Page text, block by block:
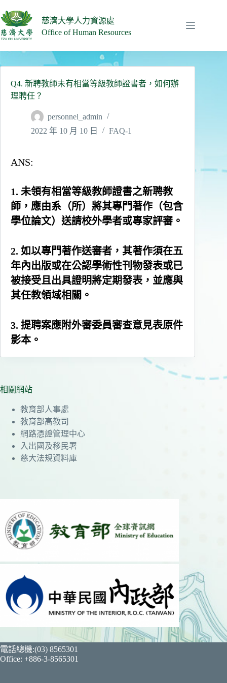
至
主
要
容
慈濟大學人力資源處
Office of Human Resources
Q4. 新聘教師未有相當等級教師證書者，如何辦
理聘任？
personnel_admin
2022 年 10 月 10 日
FAQ-1
ANS:
1. 未領有相當等級教師證書之新聘教
師，應由系（所）將其專門著作（包含
學位論文）送請校外學者或專家評審。
2. 如以專門著作送審者，其著作須在五
年內出版或在公認學術性刊物發表或已
被接受且出具證明將定期發表，並應與
其任教領域相關。
3. 提聘案應附外審委員審查意見表原件
影本。
相關網站
教育部人事處
教育部高教司
網路憑證管理中心
入出國及移民署
慈大法規資料庫
電話總機:(03) 8565301
Office: +886-3-8565301